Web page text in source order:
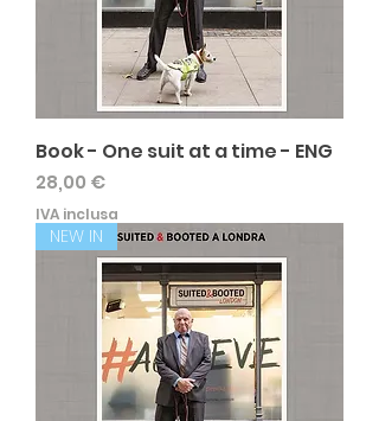
Book - One suit at a time - ENG
Prezzo
28,00 €
IVA inclusa
NEW IN